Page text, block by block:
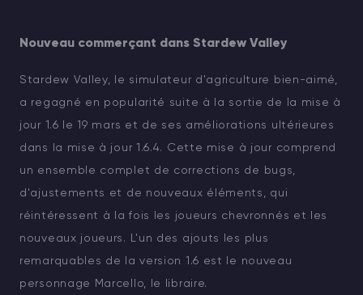
Nouveau commerçant dans Stardew Valley
Stardew Valley, le simulateur d'agriculture bien-aimé,
a regagné en popularité suite à la sortie de la mise à
jour 1.6 le 19 mars et de ses améliorations ultérieures
dans la mise à jour 1.6.4. Cette mise à jour comprend
un ensemble complet de corrections de bugs,
d'ajustements et de nouveaux éléments, qui
réintéressent à la fois les joueurs chevronnés et les
nouveaux joueurs. L'un des ajouts les plus
remarquables de la version 1.6 est le nouveau
personnage Marcello, le libraire.